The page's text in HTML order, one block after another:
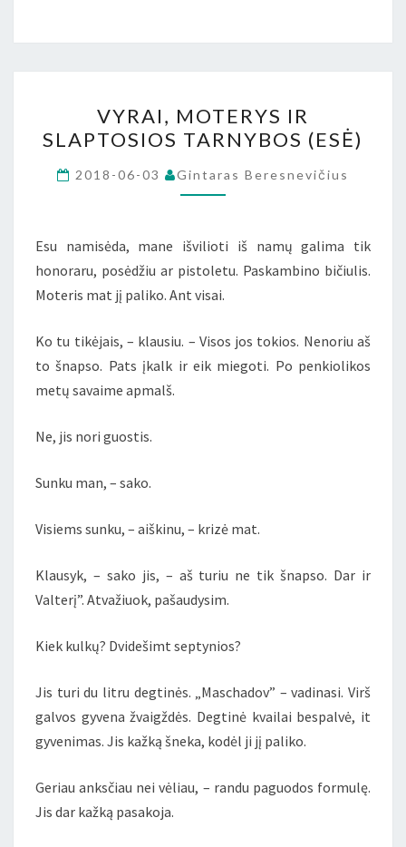
MOTERYS
IR
SLAPTOSIOS
TARNYBOS
VYRAI, MOTERYS IR
SLAPTOSIOS TARNYBOS (ESĖ)
2018-06-03 Gintaras Beresnevičius
Esu namisėda, mane išvilioti iš namų galima tik
honoraru, posėdžiu ar pistoletu. Paskambino bičiulis.
Moteris mat jį paliko. Ant visai.
Ko tu tikėjais, – klausiu. – Visos jos tokios. Nenoriu aš
to šnapso. Pats įkalk ir eik miegoti. Po penkiolikos
metų savaime apmalš.
Ne, jis nori guostis.
Sunku man, – sako.
Visiems sunku, – aiškinu, – krizė mat.
Klausyk, – sako jis, – aš turiu ne tik šnapso. Dar ir
Valterį”. Atvažiuok, pašaudysim.
Kiek kulkų? Dvidešimt septynios?
Jis turi du litru degtinės. „Maschadov” – vadinasi. Virš
galvos gyvena žvaigždės. Degtinė kvailai bespalvė, it
gyvenimas. Jis kažką šneka, kodėl ji jį paliko.
Geriau anksčiau nei vėliau, – randu paguodos formulę.
Jis dar kažką pasakoja.